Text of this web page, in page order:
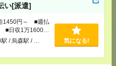
い[派遣]
1450円～ ■週払
日収1万1600円
/ 烏森駅 / … 気になる!
電話応募